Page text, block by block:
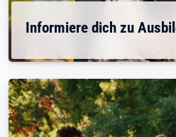
Informiere dich zu